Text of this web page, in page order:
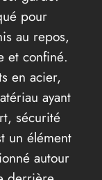
pour
au repos,
et confiné.
en acier,
ayant
sécurité
un élément
autour